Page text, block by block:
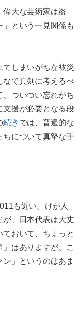
偉大な芸術家は盗
」という一見関係も
しまいがちな被災
なで真剣に考えるべ
、ついつい忘れがち
支援が必要となる段
続き では、普遍的な
ちについて真摯な手
も近い。けが人
が、日本代表は大丈
おいて、ちょっと
はありますが、こ
」というのはあま